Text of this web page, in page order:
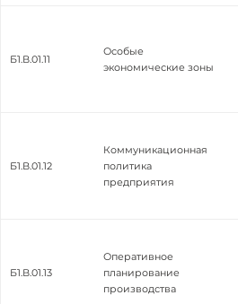
Б1.В.01.11
Особые
экономические зоны
Б1.В.01.12
Коммуникационная
политика
предприятия
Б1.В.01.13
Оперативное
планирование
производства